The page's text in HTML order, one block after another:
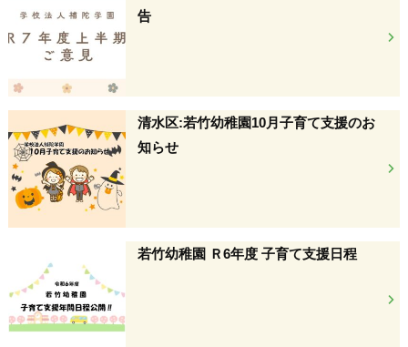
告
清水区:若竹幼稚園10月子育て支援のお
知らせ
若竹幼稚園 Ｒ6年度 子育て支援日程